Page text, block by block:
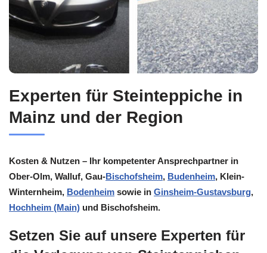
Experten für Steinteppiche in
Mainz und der Region
Kosten & Nutzen – Ihr kompetenter Ansprechpartner in
Ober-Olm, Walluf, Gau-Bischofsheim, Budenheim, Klein-
Winternheim, Bodenheim sowie in Ginsheim-Gustavsburg,
Hochheim (Main) und Bischofsheim.
Setzen Sie auf unsere Experten für